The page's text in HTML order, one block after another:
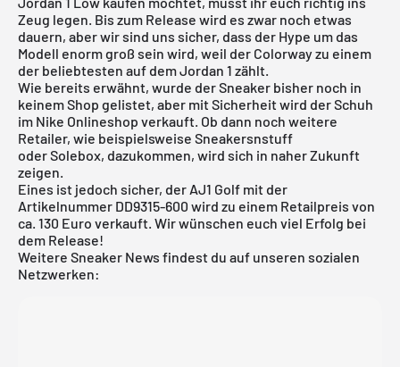
Zeug legen. Bis zum Release wird es zwar noch etwas
dauern, aber wir sind uns sicher, dass der Hype um das
Modell enorm groß sein wird, weil der Colorway zu einem
der beliebtesten auf dem Jordan 1 zählt.
Wie bereits erwähnt, wurde der Sneaker bisher noch in
keinem Shop gelistet, aber mit Sicherheit wird der Schuh
im Nike Onlineshop verkauft. Ob dann noch weitere
Retailer, wie beispielsweise Sneakersnstuff
oderSolebox, dazukommen, wird sich in naher Zukunft
zeigen.
Eines ist jedoch sicher, der AJ1 Golf mit der
Artikelnummer DD9315-600 wird zu einem Retailpreis von
ca. 130 Euro verkauft. Wir wünschen euch viel Erfolg bei
dem Release!
Weitere Sneaker News findest du auf unseren sozialen
Netzwerken: